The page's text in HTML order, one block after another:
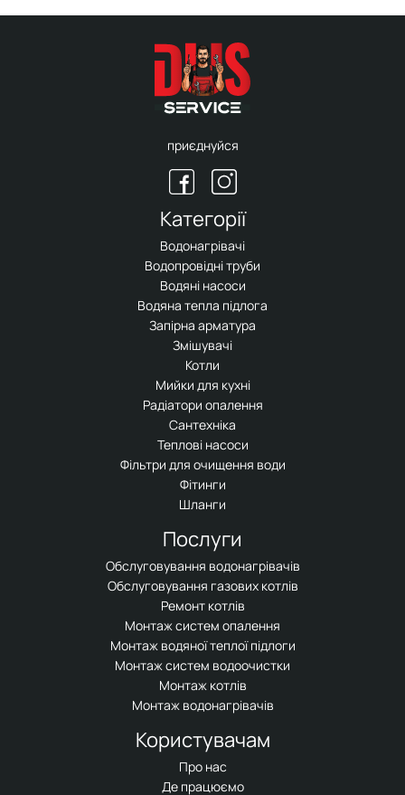
приєднуйся
Категорії
Водонагрівачі
Водопровідні труби
Водяні насоси
Водяна тепла підлога
Запірна арматура
Змішувачі
Котли
Мийки для кухні
Радіатори опалення
Сантехніка
Теплові насоси
Фільтри для очищення води
Фітинги
Шланги
Послуги
Обслуговування водонагрівачів
Обслуговування газових котлів
Ремонт котлів
Монтаж систем опалення
Монтаж водяної теплої підлоги
Монтаж систем водоочистки
Монтаж котлів
Монтаж водонагрівачів
Користувачам
Про нас
Де працюємо